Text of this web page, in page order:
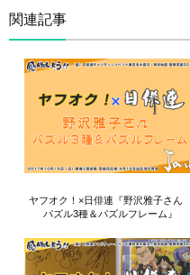
関連記事
ヤフオク！×日俳連『野沢雅子さん
パズル3種＆パズルフレーム』